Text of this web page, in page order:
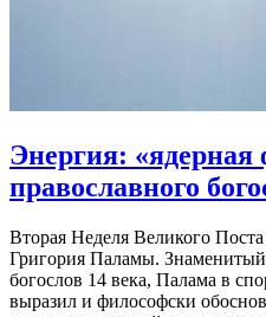
Энергия: «ядерная
православного
Вторая Неделя Великого
Григория Паламы.
богослов 14 века, Палама в
выразил и философски